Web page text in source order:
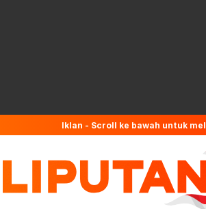
Iklan - Scroll ke bawah untuk